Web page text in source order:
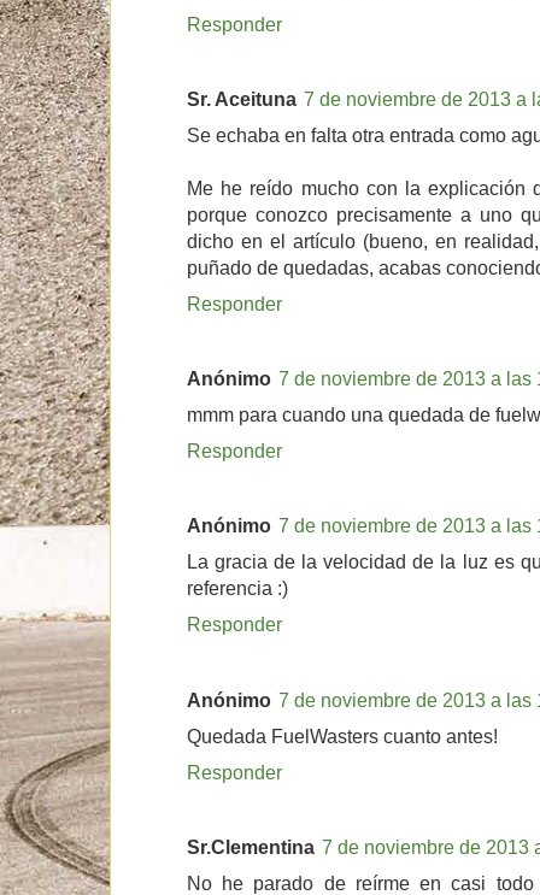
Responder
Sr. Aceituna 7 de noviembre de 2013 a
Se echaba en falta otra entrada como
Me he reído mucho con la explicación
porque conozco precisamente a uno
dicho en el artículo (bueno, en
puñado de quedadas, acabas
Responder
Anónimo 7 de noviembre de 2013 a las
mmm para cuando una quedada de
Responder
Anónimo 7 de noviembre de 2013 a las
La gracia de la velocidad de la luz es
referencia :)
Responder
Anónimo 7 de noviembre de 2013 a las
Quedada FuelWasters cuanto antes!
Responder
Sr.Clementina 7 de noviembre de 2013
No he parado de reírme en casi